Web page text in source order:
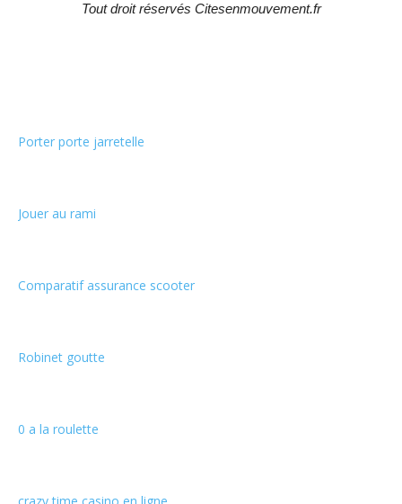
Tout droit réservés Citesenmouvement.fr
Porter porte jarretelle
Jouer au rami
Comparatif assurance scooter
Robinet goutte
0 a la roulette